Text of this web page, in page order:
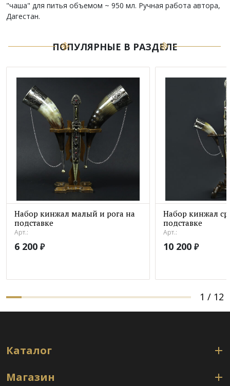
"чаша" для питья объемом ~ 950 мл. Ручная работа автора,
Дагестан.
ПОПУЛЯРНЫЕ В РАЗДЕЛЕ
Набор кинжал малый и рога на
подставке
Арт.:
6 200 ₽
Набор кинжал
подставке
Арт.:
10 200 ₽
1 / 12
Каталог
Магазин